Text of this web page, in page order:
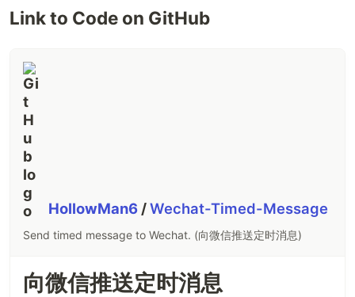
Link to Code on GitHub
HollowMan6 /Wechat-Timed-Message
Send timed message to Wechat. (向微信推送定时消息)
向微信推送定时消息